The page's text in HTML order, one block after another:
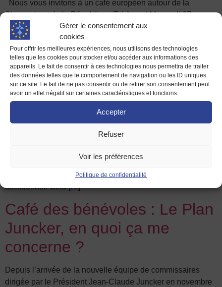
Gérer le consentement aux
cookies
Pour offrir les meilleures expériences, nous utilisons des technologies
telles que les cookies pour stocker et/ou accéder aux informations des
appareils. Le fait de consentir à ces technologies nous permettra de traiter
des données telles que le comportement de navigation ou les ID uniques
sur ce site. Le fait de ne pas consentir ou de retirer son consentement peut
avoir un effet négatif sur certaines caractéristiques et fonctions.
Accepter
Refuser
Voir les préférences
Politique de confidentialité
Nous vous invitons à un café européen autour de la
Slovaquie et de la République Tchèque ! Mercredi 27
septembre à 16h au Centre Social Cleunay, rue Jules
Lallemand à Rennes.
« Etats – Bruxelles : qui fait
quoi ? » avec Inma Valencia
Le Relais Europe de Vitré vous invite à un débat avec Inma
Valencia, directrice de la représentation du gouvernement
européennes. En lien avec les institutions nationales et
nombreuses interrogations concernant les domaines de
compétence de l’une et l’autre dans le processus
décisionnel. Cela […]
Café des bénévoles : Le Plan
Juncker, en quoi ça me
concerne ?
Depuis l’arrivée de la nouvelle équipe de commissaires
dirigée par le Président Jean-Claude Juncker en novembre